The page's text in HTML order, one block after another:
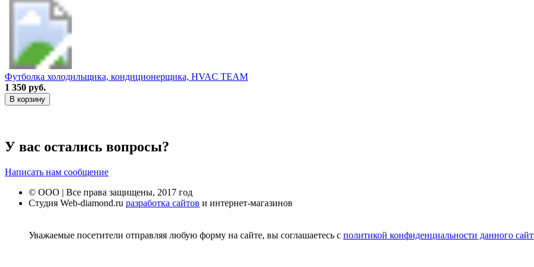
Футболка холодильщика, кондиционерщика, HVAC TEAM
1 350 руб.
В корзину
У вас остались вопросы?
Написать нам сообщение
© ООО | Все права защищены, 2017 год
Студия Web-diamond.ru разработка сайтов и интернет-магазинов
Уважаемые посетители отправляя любую форму на сайте, вы соглашаетесь с политикой конфиденциальности данного